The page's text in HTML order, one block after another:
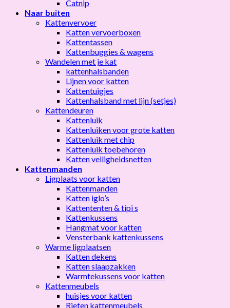
Catnip
Naar buiten
Kattenvervoer
Katten vervoerboxen
Kattentassen
Kattenbuggies & wagens
Wandelen met je kat
kattenhalsbanden
Lijnen voor katten
Kattentuigjes
Kattenhalsband met lijn (setjes)
Kattendeuren
Kattenluik
Kattenluiken voor grote katten
Kattenluik met chip
Kattenluik toebehoren
Katten veiligheidsnetten
Kattenmanden
Ligplaats voor katten
Kattenmanden
Katten iglo’s
Kattententen & tipi s
Kattenkussens
Hangmat voor katten
Vensterbank kattenkussens
Warme ligplaatsen
Katten dekens
Katten slaapzakken
Warmtekussens voor katten
Kattenmeubels
huisjes voor katten
Rieten kattenmeubels